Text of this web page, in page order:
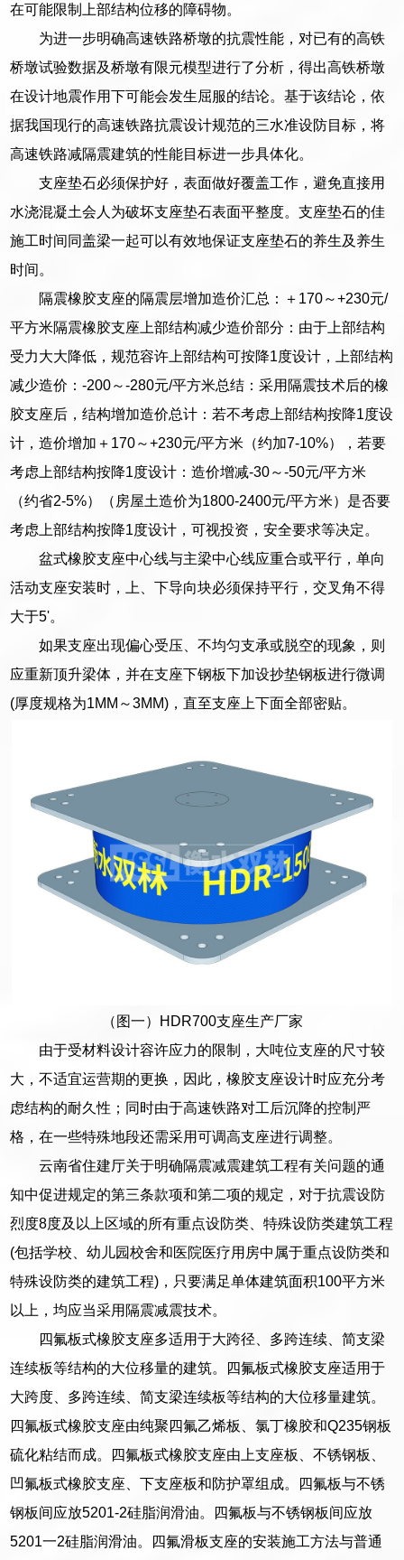
在可能限制上部结构位移的障碍物。
为进一步明确高速铁路桥墩的抗震性能，对已有的高铁
桥墩试验数据及桥墩有限元模型进行了分析，得出高铁桥墩
在设计地震作用下可能会发生屈服的结论。基于该结论，依
据我国现行的高速铁路抗震设计规范的三水准设防目标，将
高速铁路减隔震建筑的性能目标进一步具体化。
支座垫石必须保护好，表面做好覆盖工作，避免直接用
水浇混凝土会人为破坏支座垫石表面平整度。支座垫石的佳
施工时间同盖梁一起可以有效地保证支座垫石的养生及养生
时间。
隔震橡胶支座的隔震层增加造价汇总：＋170～+230元/
平方米隔震橡胶支座上部结构减少造价部分：由于上部结构
受力大大降低，规范容许上部结构可按降1度设计，上部结构
减少造价：-200～-280元/平方米总结：采用隔震技术后的橡
胶支座后，结构增加造价总计：若不考虑上部结构按降1度设
计，造价增加＋170～+230元/平方米（约加7-10%），若要
考虑上部结构按降1度设计：造价增减-30～-50元/平方米
（约省2-5%）（房屋土造价为1800-2400元/平方米）是否要
考虑上部结构按降1度设计，可视投资，安全要求等决定。
盆式橡胶支座中心线与主梁中心线应重合或平行，单向
活动支座安装时，上、下导向块必须保持平行，交叉角不得
大于5'。
如果支座出现偏心受压、不均匀支承或脱空的现象，则
应重新顶升梁体，并在支座下钢板下加设抄垫钢板进行微调
(厚度规格为1MM～3MM)，直至支座上下面全部密贴。
（图一）HDR700支座生产厂家
由于受材料设计容许应力的限制，大吨位支座的尺寸较
大，不适宜运营期的更换，因此，橡胶支座设计时应充分考
虑结构的耐久性；同时由于高速铁路对工后沉降的控制严
格，在一些特殊地段还需采用可调高支座进行调整。
云南省住建厅关于明确隔震减震建筑工程有关问题的通
知中促进规定的第三条款项和第二项的规定，对于抗震设防
烈度8度及以上区域的所有重点设防类、特殊设防类建筑工程
(包括学校、幼儿园校舍和医院医疗用房中属于重点设防类和
特殊设防类的建筑工程)，只要满足单体建筑面积100平方米
以上，均应当采用隔震减震技术。
四氟板式橡胶支座多适用于大跨径、多跨连续、简支梁
连续板等结构的大位移量的建筑。四氟板式橡胶支座适用于
大跨度、多跨连续、简支梁连续板等结构的大位移量建筑。
四氟板式橡胶支座由纯聚四氟乙烯板、氯丁橡胶和Q235钢板
硫化粘结而成。四氟板式橡胶支座由上支座板、不锈钢板、
凹氟板式橡胶支座、下支座板和防护罩组成。四氟板与不锈
钢板间应放5201-2硅脂润滑油。四氟板与不锈钢板间应放
5201一2硅脂润滑油。四氟滑板支座的安装施工方法与普通